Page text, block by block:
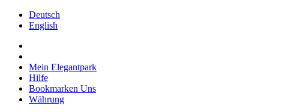
Deutsch
English
Mein Elegantpark
Hilfe
Bookmarken Uns
Währung